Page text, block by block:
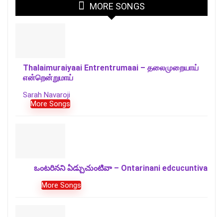
MORE SONGS
Thalaimuraiyaai Entrentrumaai – தலைமுறையாய்
என்றென்றுமாய்
Sarah Navaroji
More Songs
ఒంటరినని ఏడ్చుచుంటివా – Ontarinani edcucuntiva
More Songs